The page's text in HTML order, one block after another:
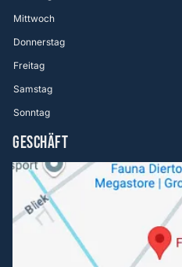
Mittwoch
Donnerstag
Freitag
Samstag
Sonntag
GESCHÄFT